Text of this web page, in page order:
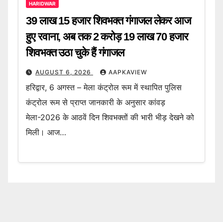
HARIDWAR
39 लाख 15 हजार शिवभक्त गंगाजल लेकर आज
हुए रवाना, अब तक 2 करोड़ 19 लाख 70 हजार
शिवभक्त उठा चुके हैं गंगाजल
AUGUST 6, 2026 AAPKAVIEW
हरिद्वार, 6 अगस्त – मेला कंट्रोल रूम में स्थापित पुलिस
कंट्रोल रूम से प्राप्त जानकारी के अनुसार कांवड़
मेला-2026 के आठवें दिन शिवभक्तों की भारी भीड़ देखने को
मिली। आज…